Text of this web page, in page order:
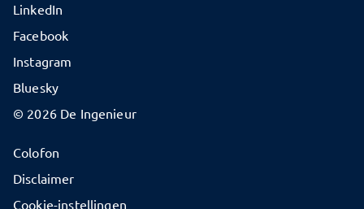
© 2026 De Ingenieur
Colofon
Disclaimer
Cookie-instellingen
LinkedIn
Facebook
Instagram
Bluesky